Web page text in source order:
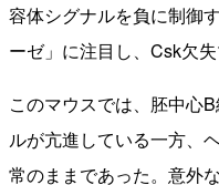
容体シグナルを負に制御
ーゼ」に注目し、Csk欠
このマウスでは、胚中心
ルが亢進している一方、
常のままであった。意外